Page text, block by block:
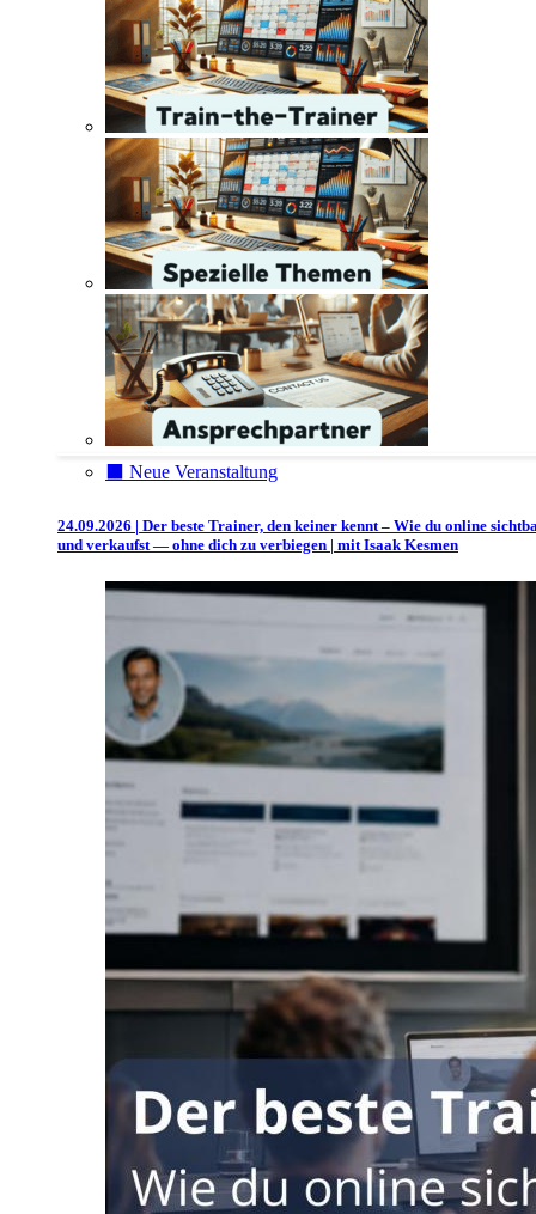
⬛️ Neue Veranstaltung
24.09.2026 | Der beste Trainer, den keiner kennt – Wie du online
und verkaufst — ohne dich zu verbiegen | mit Isaak Kesmen